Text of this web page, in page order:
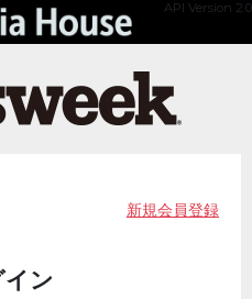
API Version 2.0
新規会員登録
イン